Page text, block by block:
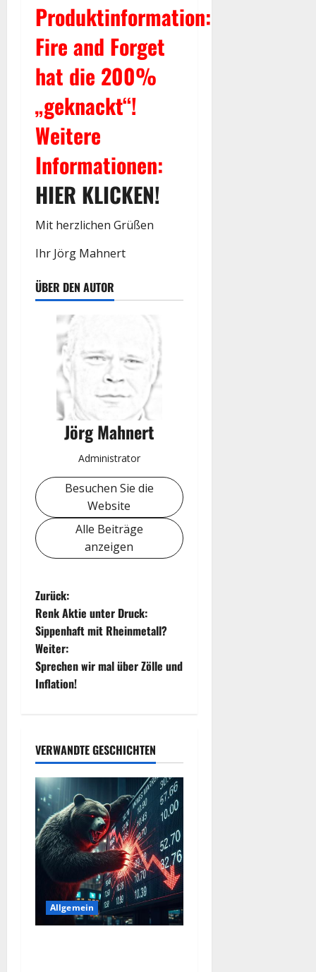
Produktinformation:
Fire and Forget
hat die 200%
„geknackt“!
Weitere
Informationen:
HIER KLICKEN!
Mit herzlichen Grüßen
Ihr Jörg Mahnert
ÜBER DEN AUTOR
Jörg Mahnert
Administrator
Besuchen Sie die
Website
Alle Beiträge
anzeigen
B
e
i
t
a
g
s
n
a
i
Zurück:
Renk Aktie unter Druck:
Sippenhaft mit Rheinmetall?
Weiter:
Sprechen wir mal über Zölle und
Inflation!
VERWANDTE GESCHICHTEN
Allgemein